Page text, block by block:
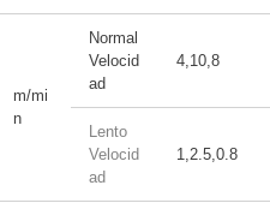
m/mi
n
Normal
Velocid
ad
4,10,8
Lento
Velocid
ad
1,2.5,0.8